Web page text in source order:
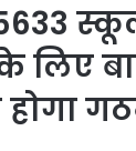
लिए
होगा